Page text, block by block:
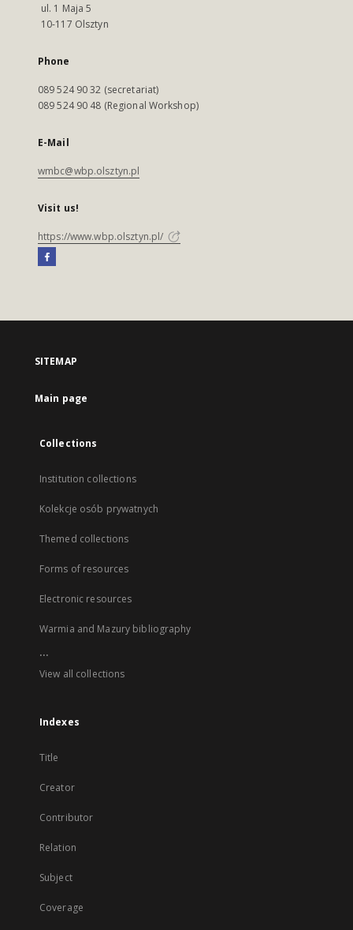
ul. 1 Maja 5
10-117 Olsztyn
Phone
089 524 90 32 (secretariat)
089 524 90 48 (Regional Workshop)
E-Mail
wmbc@wbp.olsztyn.pl
Visit us!
https://www.wbp.olsztyn.pl/
SITEMAP
Main page
Collections
Institution collections
Kolekcje osób prywatnych
Themed collections
Forms of resources
Electronic resources
Warmia and Mazury bibliography
...
View all collections
Indexes
Title
Creator
Contributor
Relation
Subject
Coverage